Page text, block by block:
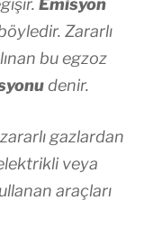
Emisyon
Zararlı
bu egzoz
denir.
gazlardan
veya
araçları